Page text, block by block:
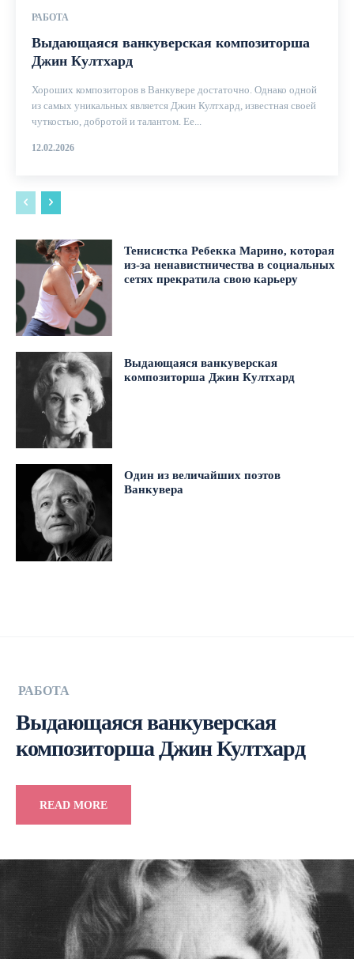
РАБОТА
Выдающаяся ванкуверская композиторша
Джин Култхард
Хороших композиторов в Ванкувере достаточно. Однако одной
из самых уникальных является Джин Култхард, известная своей
чуткостью, добротой и талантом. Ее...
12.02.2026
Тенисистка Ребекка Марино, которая
из-за ненавистничества в социальных
сетях прекратила свою карьеру
Выдающаяся ванкуверская
композиторша Джин Култхард
Один из величайших поэтов
Ванкувера